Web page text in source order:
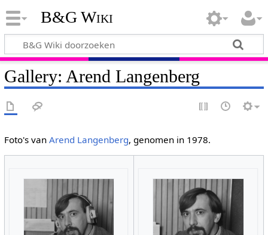
B&G Wiki
Gallery: Arend Langenberg
Foto's van Arend Langenberg, genomen in 1978.